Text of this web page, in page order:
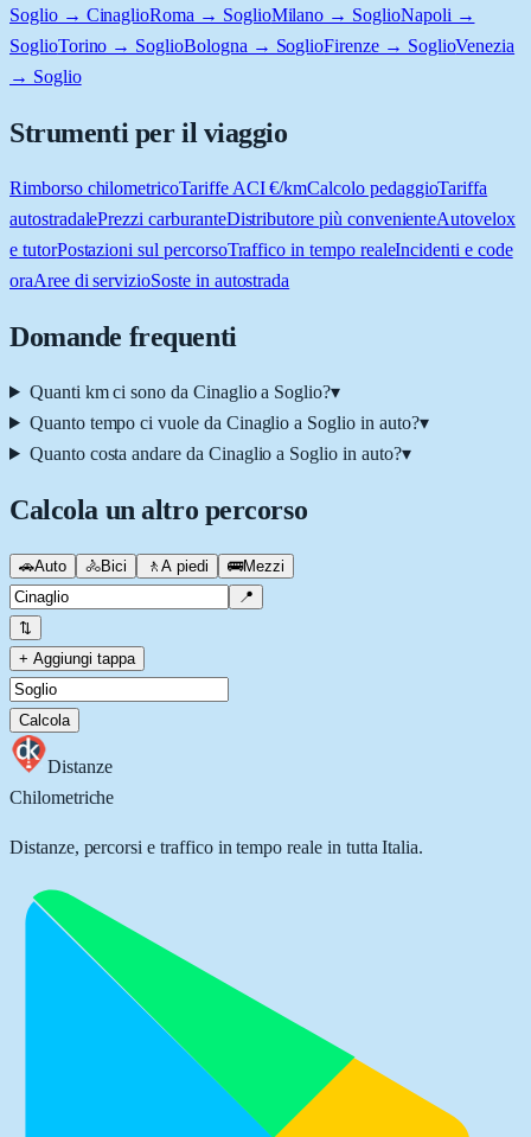
Soglio → CinaglioRoma → SoglioMilano → SoglioNapoli →
SoglioTorino → SoglioBologna → SoglioFirenze → SoglioVenezia
→ Soglio
Strumenti per il viaggio
Rimborso chilometricoTariffe ACI €/kmCalcolo pedaggioTariffa
autostradalePrezzi carburanteDistributore più convenienteAutovelox
e tutorPostazioni sul percorsoTraffico in tempo realeIncidenti e code
oraAree di servizioSoste in autostrada
Domande frequenti
Quanti km ci sono da Cinaglio a Soglio?▾
Quanto tempo ci vuole da Cinaglio a Soglio in auto?▾
Quanto costa andare da Cinaglio a Soglio in auto?▾
Calcola un altro percorso
🚗Auto 🚴Bici 🚶 A piedi 🚌Mezzi
📍
⇅
+ Aggiungi tappa
Calcola
Distanze
Chilometriche
Distanze, percorsi e traffico in tempo reale in tutta Italia.